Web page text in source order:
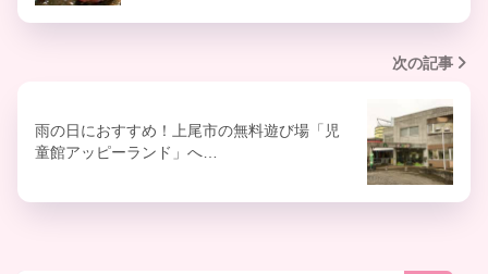
次の記事
雨の日におすすめ！上尾市の無料遊び場「児
童館アッピーランド」へ…